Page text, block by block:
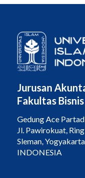
Jurusan
Fakultas
Gedung Ace
Jl. Pawirokuat,
Sleman,
INDONESIA